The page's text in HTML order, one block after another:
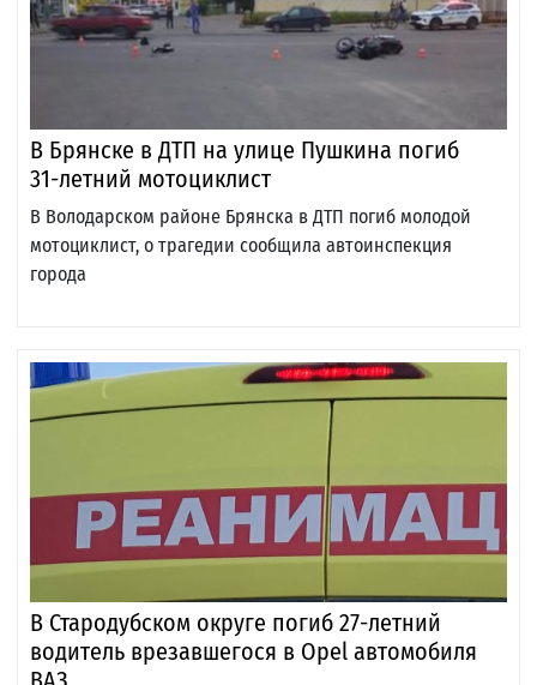
В Брянске в ДТП на улице Пушкина погиб
31-летний мотоциклист
В Володарском районе Брянска в ДТП погиб молодой
мотоциклист, о трагедии сообщила автоинспекция
города
В Стародубском округе погиб 27-летний
водитель врезавшегося в Opel автомобиля